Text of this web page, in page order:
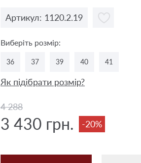
Артикул: 1120.2.19
Виберіть розмір:
36 37 39 40 41
Як підібрати розмір?
4 288
3 430 грн. -20%